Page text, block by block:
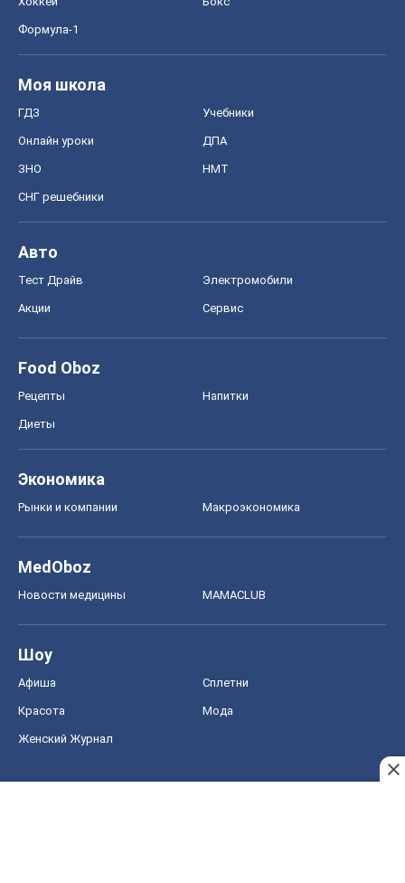
Формула-1
Моя школа
ГДЗ Учебники
Онлайн уроки ДПА
ЗНО НМТ
СНГ решебники
Авто
Тест Драйв Электромобили
Акции Сервис
Food Oboz
Рецепты Напитки
Диеты
Экономика
Рынки и компании Mакроэкономика
MedOboz
Новости медицины MAMACLUB
Шоу
Афиша Сплетни
Красота Мода
Женский Журнал